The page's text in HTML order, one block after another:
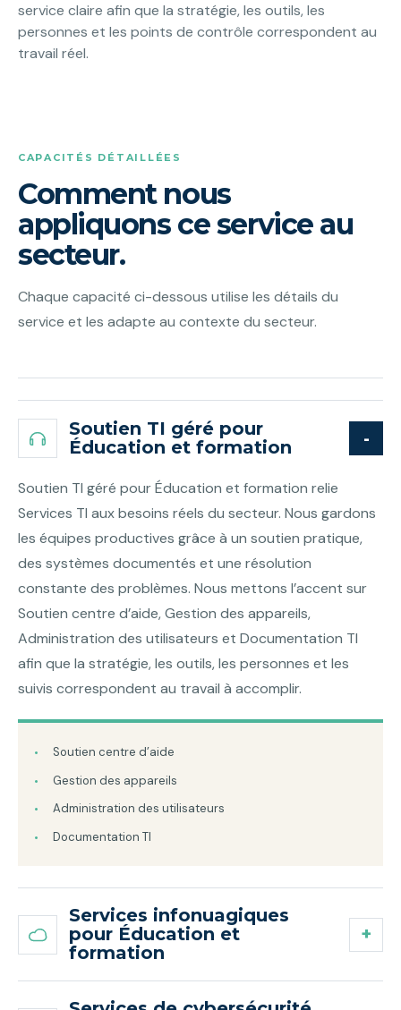
service claire afin que la stratégie, les outils, les
personnes et les points de contrôle correspondent au
travail réel.
CAPACITÉS DÉTAILLÉES
Comment nous
appliquons ce service au
secteur.
Chaque capacité ci-dessous utilise les détails du
service et les adapte au contexte du secteur.
Soutien TI géré pour
Éducation et formation
Soutien TI géré pour Éducation et formation relie
Services TI aux besoins réels du secteur. Nous gardons
les équipes productives grâce à un soutien pratique,
des systèmes documentés et une résolution
constante des problèmes. Nous mettons l’accent sur
Soutien centre d’aide, Gestion des appareils,
Administration des utilisateurs et Documentation TI
afin que la stratégie, les outils, les personnes et les
suivis correspondent au travail à accomplir.
Soutien centre d’aide
Gestion des appareils
Administration des utilisateurs
Documentation TI
Services infonuagiques
pour Éducation et
formation